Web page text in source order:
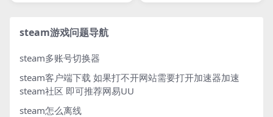
steam游戏问题导航
steam多账号切换器
steam客户端下载 如果打不开网站需要打开加速器加速
steam社区 即可推荐网易UU
steam怎么离线